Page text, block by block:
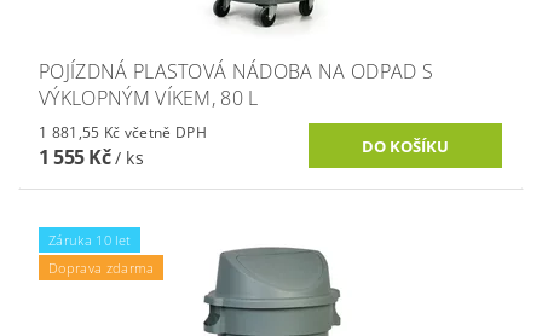
POJÍZDNÁ PLASTOVÁ NÁDOBA NA ODPAD S
VÝKLOPNÝM VÍKEM, 80 L
1 881,55 Kč včetně DPH
1 555 Kč/ ks
Záruka 10 let
Doprava zdarma